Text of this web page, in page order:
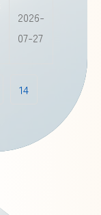
2026-
07-27
14